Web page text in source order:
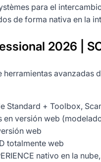
para el
de forma nativa en la
2026 |
herramientas avanzadas
Standard + Toolbox,
versión web
web
totalmente web
nativo en la